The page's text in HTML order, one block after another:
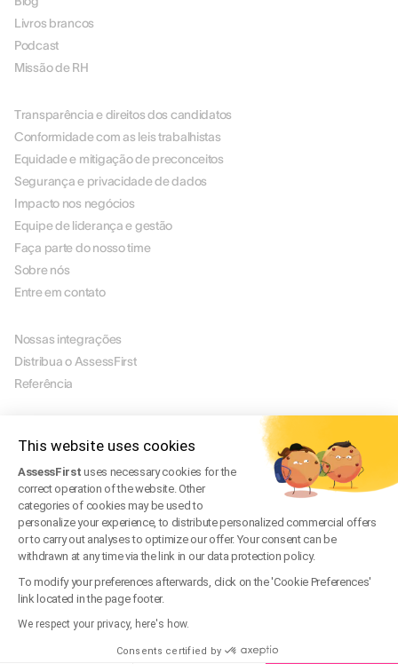
This website uses cookies
AssessFirstuses necessary cookies for the
correct operation of the website. Other
categories of cookies may be used to
personalize your experience, to distribute personalized commercial offers
or to carry out analyses to optimize our offer. Your consent can be
withdrawn at any time via the link in our data protection policy.
To modify your preferences afterwards, click on the 'Cookie Preferences'
link located in the page footer.
We respect your privacy, here's how.
Consents certified by
Livros brancos
Podcast
Missão de RH
Transparência e direitos dos candidatos
Conformidade com as leis trabalhistas
Equidade e mitigação de preconceitos
Segurança e privacidade de dados
Impacto nos negócios
Equipe de liderança e gestão
Faça parte do nosso time
Sobre nós
Entre em contato
Nossas integrações
Distribua o AssessFirst
Referência
Manage Cookies
Termos de uso
Termos de serviço
Política de privacidade
Perguntas frequentes jurídicas
Trust Center
© 2026 AssessFirst. Todos os direitos reservados.
BR